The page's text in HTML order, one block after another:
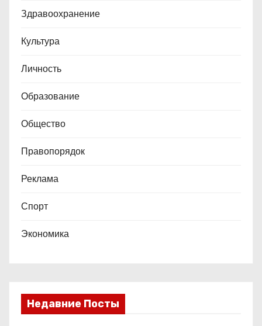
Здравоохранение
Культура
Личность
Образование
Общество
Правопорядок
Реклама
Спорт
Экономика
Недавние Посты